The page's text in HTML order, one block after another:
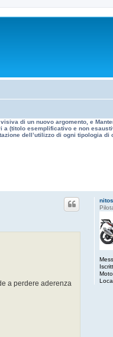
di un nuovo argomento, e
esemplificativo e non
dell’utilizzo di ogni tipologia
a perdere aderenza